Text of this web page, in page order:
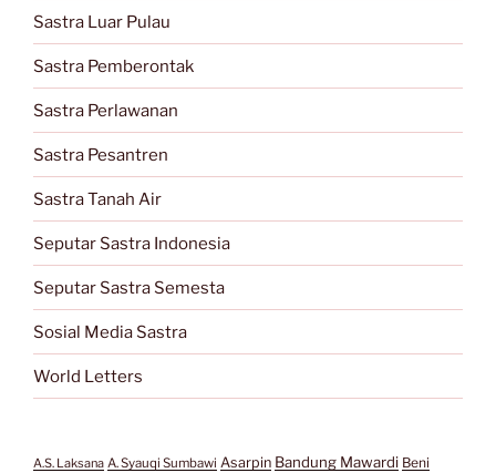
Sastra Luar Pulau
Sastra Pemberontak
Sastra Perlawanan
Sastra Pesantren
Sastra Tanah Air
Seputar Sastra Indonesia
Seputar Sastra Semesta
Sosial Media Sastra
World Letters
A.S. Laksana A. Syauqi Sumbawi Asarpin Bandung Mawardi Beni